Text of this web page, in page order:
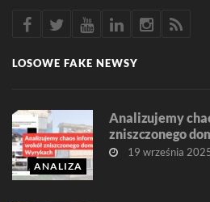
LOSOWE FAKE NEWSY
ANALIZA
Analizujemy
zniszczonego
19 września